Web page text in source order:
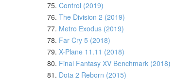
75. Control (2019)
76. The Division 2 (2019)
77. Metro Exodus (2019)
78. Far Cry 5 (2018)
79. X-Plane 11.11 (2018)
80. Final Fantasy XV Benchmark (2018)
81. Dota 2 Reborn (2015)